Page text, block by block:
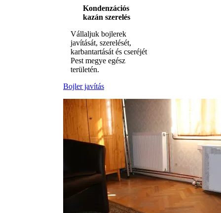
Kondenzációs
kazán szerelés
Vállaljuk bojlerek
javítását, szerelését,
karbantartását és cseréjét
Pest megye egész
területén.
Bojler javítás